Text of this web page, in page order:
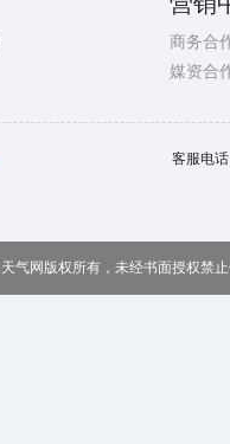
商务合
媒资合
客服电
天气网版权所有，未经书面授权